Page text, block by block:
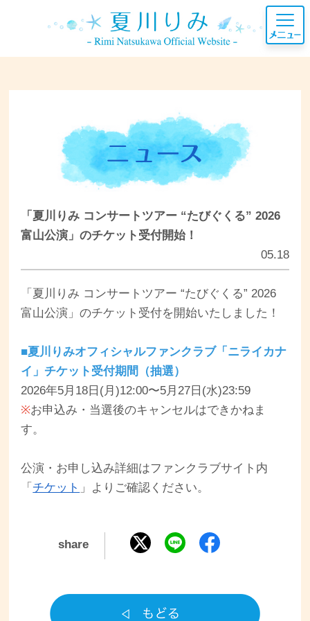
「夏川りみ コンサートツアー “たびぐくる” 2026
富山公演」のチケット受付開始！
05.18
「夏川りみ コンサートツアー “たびぐくる” 2026
富山公演」のチケット受付を開始いたしました！
■夏川りみオフィシャルファンクラブ「ニライカナ
イ」チケット受付期間（抽選）
2026年5月18日(月)12:00〜5月27日(水)23:59
※お申込み・当選後のキャンセルはできかねま
す。
公演・お申し込み詳細はファンクラブサイト内
「 チケット 」よりご確認ください。
share